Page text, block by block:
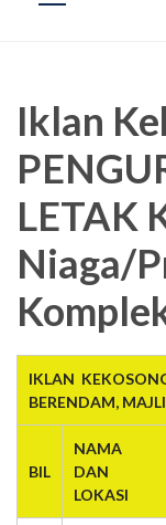
Iklan
LETAK
Niaga/
IKLAN
BERENDAM,
BIL
NAMA
DAN
LOKASI